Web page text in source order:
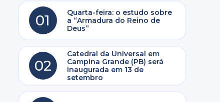
01
Quarta-feira: o estudo sobre
a “Armadura do Reino de
Deus”
02
Catedral da Universal em
Campina Grande (PB) será
inaugurada em 13 de
setembro